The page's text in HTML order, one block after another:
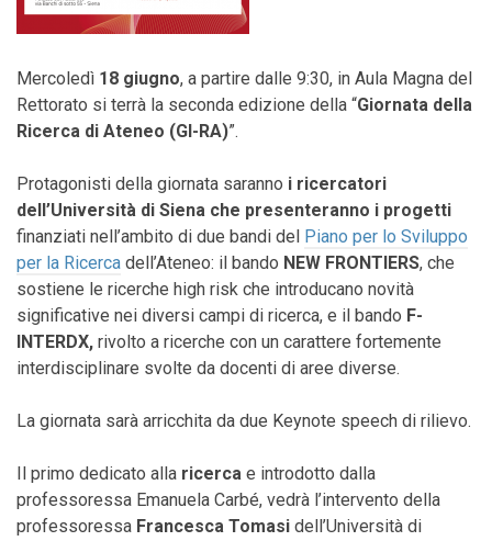
Mercoledì 18 giugno, a partire dalle 9:30, in Aula Magna del
Rettorato si terrà la seconda edizione della “Giornata della
Ricerca di Ateneo (GI-RA)”.
Protagonisti della giornata saranno i ricercatori
dell’Università di Siena che presenteranno i progetti
finanziati nell’ambito di due bandi del Piano per lo Sviluppo
per la Ricerca dell’Ateneo: il bando NEW FRONTIERS, che
sostiene le ricerche high risk che introducano novità
significative nei diversi campi di ricerca, e il bando F-
INTERDX, rivolto a ricerche con un carattere fortemente
interdisciplinare svolte da docenti di aree diverse.
La giornata sarà arricchita da due Keynote speech di rilievo.
Il primo dedicato alla ricerca e introdotto dalla
professoressa Emanuela Carbé, vedrà l’intervento della
professoressa Francesca Tomasi dell’Università di